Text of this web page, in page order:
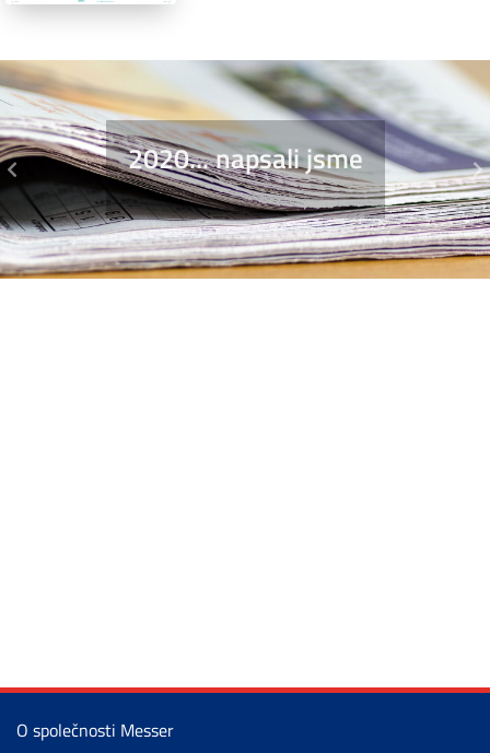
2020... napsali jsme
Previous
O společnosti Messer